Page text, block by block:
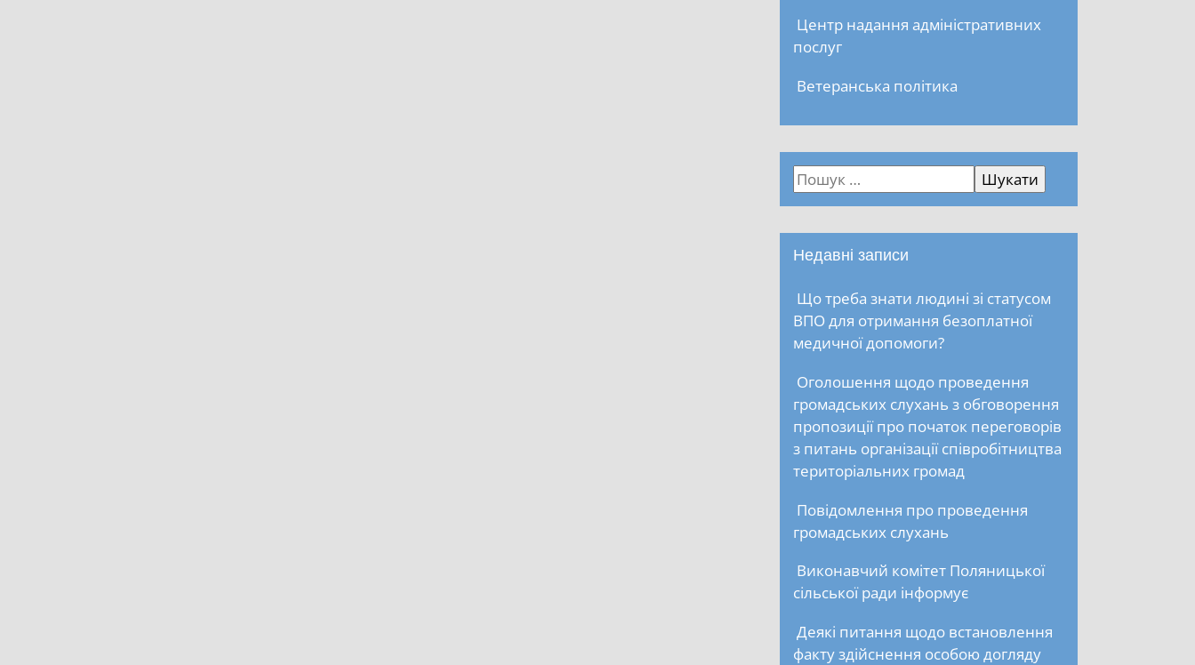
Центр надання адміністративних
послуг
Ветеранська політика
Недавні записи
Що треба знати людині зі статусом
ВПО для отримання безоплатної
медичної допомоги?
Оголошення щодо проведення
громадських слухань з обговорення
пропозиції про початок переговорів
з питань організації співробітництва
територіальних громад
Повідомлення про проведення
громадських слухань
Виконавчий комітет Поляницької
сільської ради інформує
Деякі питання щодо встановлення
факту здійснення особою догляду